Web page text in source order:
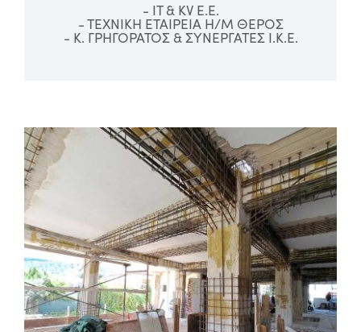
- IT & KV Ε.Ε.
- ΤΕΧΝΙΚΗ ΕΤΑΙΡΕΙΑ Η/Μ ΘΕΡΟΣ
- Κ. ΓΡΗΓΟΡΑΤΟΣ & ΣΥΝΕΡΓΑΤΕΣ I.K.E.